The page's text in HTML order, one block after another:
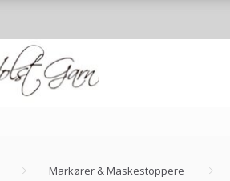
Markører & Maskestoppere